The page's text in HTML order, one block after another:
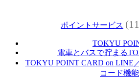
ポイントサービス
TOKYU
電車とバスで貯まる
TOKYU POINT CARD on LINE
コード機能